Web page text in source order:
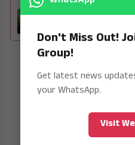
ನೂತನ ಸಚಿವ
Don't Miss Out!
Group!
Get latest news
your WhatsApp.
Visit